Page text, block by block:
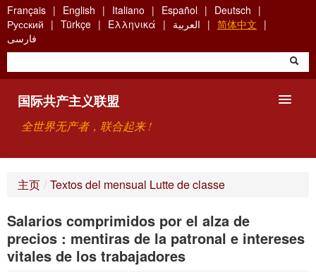
Skip
to
main
content
Français English Italiano Español
Deutsch
Русский
Türkçe Ελληνικά العربية
简体中文
فارسی
国际共产主义联盟
全世界无产者，联合起来 !
搜索
联系方式
主页 / Textos del mensual Lutte de classe
Salarios comprimidos por el alza de
precios : mentiras de la patronal e intereses
vitales de los trabajadores